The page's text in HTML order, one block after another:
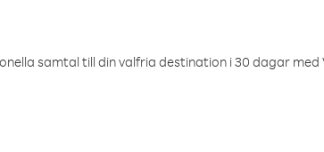
samtal till din valfria destination i 30 dagar med